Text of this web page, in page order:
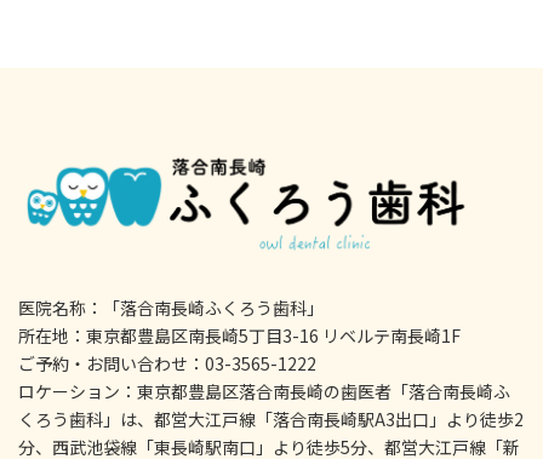
医院名称：「落合南長崎ふくろう歯科」
所在地：東京都豊島区南長崎5丁目3-16 リベルテ南長崎1F
ご予約・お問い合わせ：03-3565-1222
ロケーション：東京都豊島区落合南長崎の歯医者「落合南長崎ふ
くろう歯科」は、都営大江戸線「落合南長崎駅A3出口」より徒歩2
分、西武池袋線「東長崎駅南口」より徒歩5分、都営大江戸線「新